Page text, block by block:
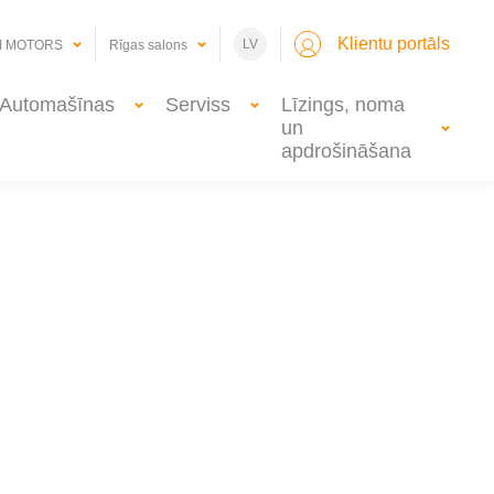
MOTORS Rīgas salons LV Klientu portāls
Automašīnas Serviss
Līzings, noma
un
apdrošināšana